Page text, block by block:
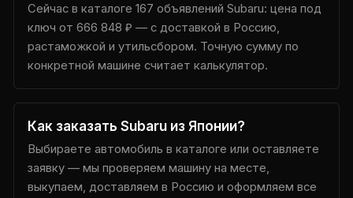
Сейчас в каталоге 167 объявлений Subaru: цена под
ключ от 666 848 ₽ — с доставкой в Россию,
растаможкой и утильсбором. Точную сумму по
конкретной машине считает калькулятор.
Как заказать Subaru из Японии?
Выбираете автомобиль в каталоге или оставляете
заявку — мы проверяем машину на месте,
выкупаем, доставляем в Россию и оформляем все